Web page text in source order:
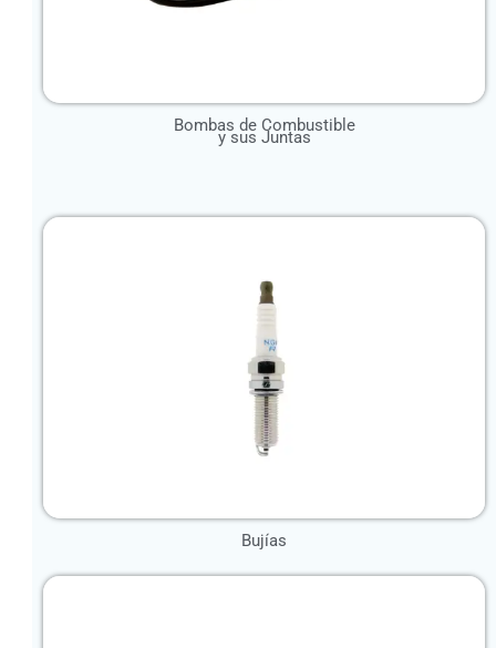
Bombas de Combustible
y sus Juntas
Bujías